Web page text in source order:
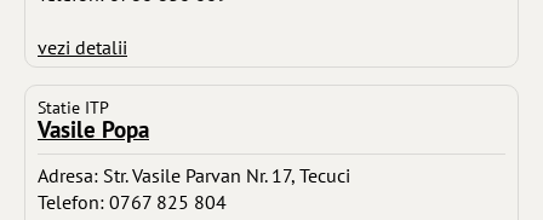
vezi detalii
Statie ITP
Vasile Popa
Adresa: Str. Vasile Parvan Nr. 17, Tecuci
Telefon: 0767 825 804